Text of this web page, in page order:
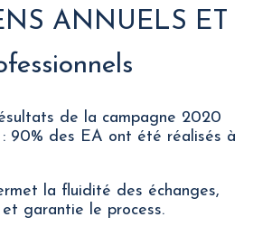
ANNUELS ET
de la campagne 2020
90% des EA ont été réalisés à
la fluidité des échanges,
garantie le process.